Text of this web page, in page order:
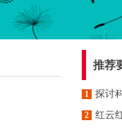
推荐
1 探讨
2 红云